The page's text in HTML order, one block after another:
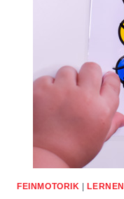
FEINMOTORIK |LERNEN